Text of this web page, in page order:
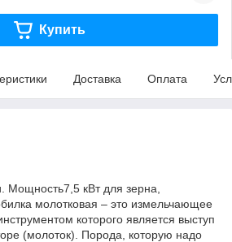
Купить
Доставка Оплата
Мощность7,5 кВт для зерна,
молотковая – это измельчающее
которого является выступ
(молоток). Порода, которую надо